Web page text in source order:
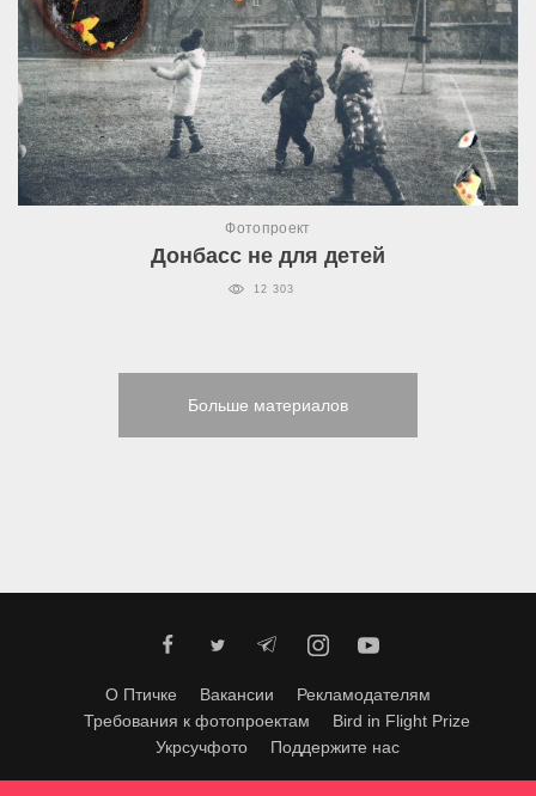
Фотопроект
Донбасс не для детей
12 303
Больше материалов
О Птичке Вакансии
Рекламодателям
Требования к фотопроектам
Bird in Flight Prize
Укрсучфото
Поддержите нас